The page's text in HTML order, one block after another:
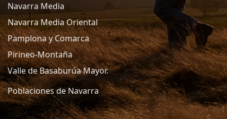
Navarra Media
Navarra Media Oriental
Pamplona y Comarca
Pirineo-Montaña
Valle de Basaburúa Mayor.
Poblaciones de Navarra